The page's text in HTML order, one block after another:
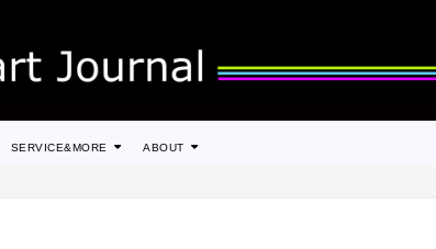
SERVICE&MORE ABOUT